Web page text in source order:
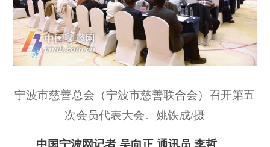
宁波市慈善总会（宁波市慈善联合会）召开第五
次会员代表大会。姚铁成/摄
中国宁波网记者 吴向正 通讯员 李哲